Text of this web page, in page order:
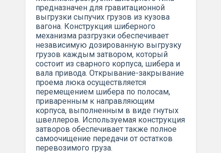
предназначен для гравитационной
выгрузки сыпучих грузов из кузова
вагона. Конструкция шиберного
механизма разгрузки обеспечивает
независимую дозированную выгрузку
грузов каждым затвором, который
состоит из сварного корпуса, шибера и
вала привода. Открывание-закрывание
проема люка осуществляется
перемещением шибера по полосам,
приваренным к направляющим
корпуса, выполненным в виде гнутых
швеллеров. Используемая конструкция
затворов обеспечивает также полное
самоочищение передачи от остатков
перевозимого груза.